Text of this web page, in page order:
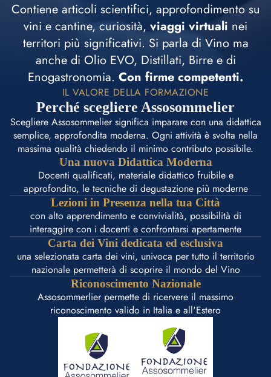
Contiene articoli scientifici, approfondimento su
vini e cantine, curiosità, viaggi virtuali nei
territori più significativi. Si parla di Vino ma
anche di Olio EVO, Distillati, Birre e di
Enogastronomia. Con firme competenti.
IL VALORE DELLA FORMAZIONE
Perché scegliere Assosommelier
Scegliere Assosommelier significa imparare con una didattica
semplice, approfondita moderna. Ogni attività è svolta nella
massima qualità chiedendo il minimo contributo possibile.
Una nuova Didattica Moderna
Docenti qualificati, materiale didattico fruibile e
approfondito, le tecniche di degustazione più moderne
Lezioni in Presenza nella tua Città
con alto apprendimento e convivialità, possibilità di
interaggire con i docenti e confrontarsi apertamente
Carta dei Vini dedicata ed esclusiva
una selezionata carta dei vini, univoca per tutto il territorio
nazionale permetterà di scoprire il mondo del Vino
Riconoscimento Nazionale
Assosommerlier permette di ricervere il massimo
riconoscimento valido in Italia e all'Estero